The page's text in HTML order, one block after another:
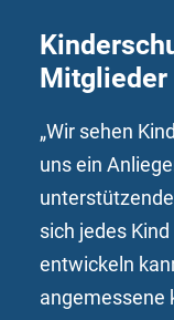
Mitglieder
„Wir sehen
uns ein
sich jedes
entwickeln
angemessene